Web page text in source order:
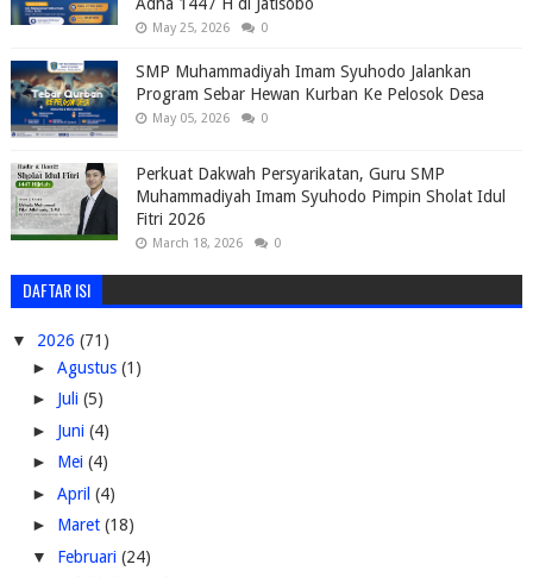
May 25, 2026 0
SMP Muhammadiyah Imam Syuhodo Jalankan
Program Sebar Hewan Kurban Ke Pelosok Desa
May 05, 2026 0
Perkuat Dakwah Persyarikatan, Guru SMP
Muhammadiyah Imam Syuhodo Pimpin Sholat Idul
Fitri 2026
March 18, 2026 0
DAFTAR ISI
▼ 2026 (71)
► Agustus (1)
► Juli (5)
► Juni (4)
► Mei (4)
► April (4)
► Maret (18)
▼ Februari (24)